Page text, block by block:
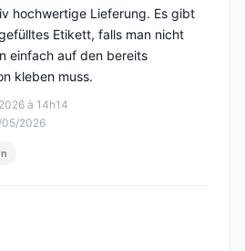
à 14h14
05/2026
hochwertige Lieferung. Es gibt
Etikett, falls man nicht
einfach auf den bereits
kleben muss.